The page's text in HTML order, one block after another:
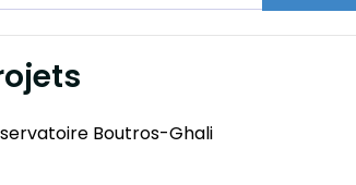
Boutros-Ghali